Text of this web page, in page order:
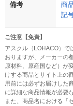
備考
商
記
ご注意【免責】
アスクル（LOHACO）で
おりますが、メーカーの
原材料、原産国など）が
けする商品とサイト上の
用前には必ずお届けした
に詳細な商品情報が必要
また、商品名における「